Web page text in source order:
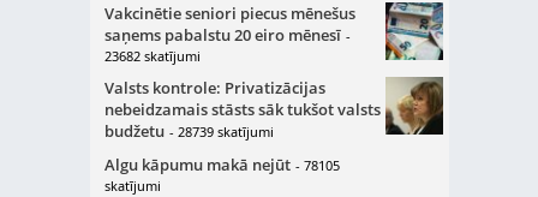
Vakcinētie seniori piecus mēnešus
saņems pabalstu 20 eiro mēnesī -
23682 skatījumi
Valsts kontrole: Privatizācijas
nebeidzamais stāsts sāk tukšot valsts
budžetu - 28739 skatījumi
Algu kāpumu makā nejūt - 78105
skatījumi